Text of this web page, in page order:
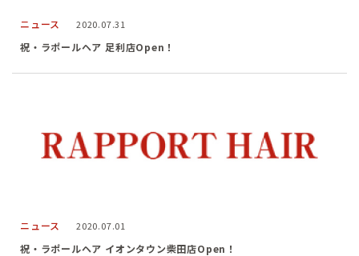
ニュース 2020.07.31
祝・ラポールヘア 足利店Open！
ニュース 2020.07.01
祝・ラポールヘア イオンタウン柴田店Open！